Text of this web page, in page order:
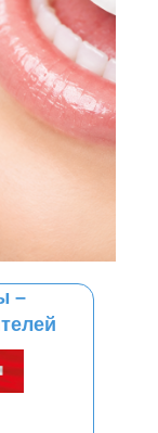
КЛЮЧ»
–